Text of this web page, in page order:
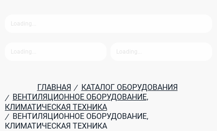
ГЛАВНАЯ / КАТАЛОГ ОБОРУДОВАНИЯ
/ ВЕНТИЛЯЦИОННОЕ ОБОРУДОВАНИЕ,
КЛИМАТИЧЕСКАЯ ТЕХНИКА
/ ВЕНТИЛЯЦИОННОЕ ОБОРУДОВАНИЕ,
КЛИМАТИЧЕСКАЯ ТЕХНИКА